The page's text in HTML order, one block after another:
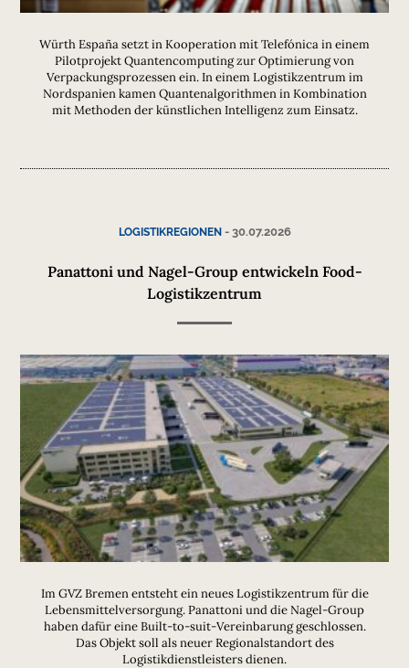
Würth España setzt in Kooperation mit Telefónica in einem
Pilotprojekt Quantencomputing zur Optimierung von
Verpackungsprozessen ein. In einem Logistikzentrum im
Nordspanien kamen Quantenalgorithmen in Kombination
mit Methoden der künstlichen Intelligenz zum Einsatz.
LOGISTIKREGIONEN- 30.07.2026
Panattoni und Nagel-Group entwickeln Food-
Logistikzentrum
Im GVZ Bremen entsteht ein neues Logistikzentrum für die
Lebensmittelversorgung. Panattoni und die Nagel-Group
haben dafür eine Built-to-suit-Vereinbarung geschlossen.
Das Objekt soll als neuer Regionalstandort des
Logistikdienstleisters dienen.